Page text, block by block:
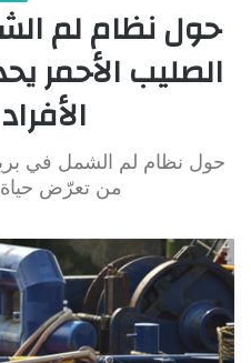
حول نظام لم
الصليب الأحمر
حول نظام لم الشمل في
من تعرّض حياة